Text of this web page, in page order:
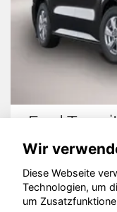
Ford
©
Wir
Diese Webseite
Technologien, um
um